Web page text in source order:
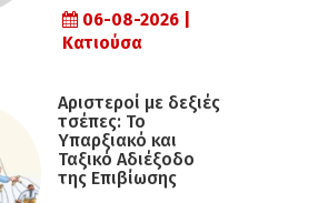
06-08-2026 |
Κατιούσα
Αριστεροί με δεξιές
τσέπες: Το
Υπαρξιακό και
Ταξικό Αδιέξοδο
της Επιβίωσης